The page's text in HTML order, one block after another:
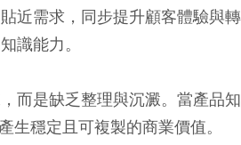
近需求，同步提升顧客體驗與
識能力。
而是缺乏整理與沉澱。當產品
生穩定且可複製的商業價值。